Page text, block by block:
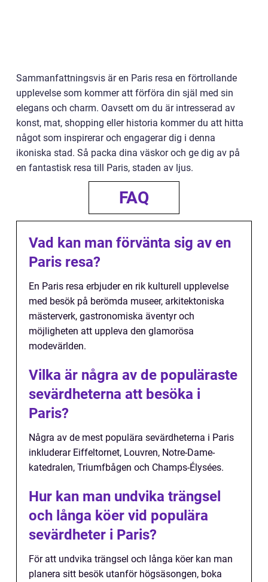
Sammanfattningsvis är en Paris resa en förtrollande
upplevelse som kommer att förföra din själ med sin
elegans och charm. Oavsett om du är intresserad av
konst, mat, shopping eller historia kommer du att hitta
något som inspirerar och engagerar dig i denna
ikoniska stad. Så packa dina väskor och ge dig av på
en fantastisk resa till Paris, staden av ljus.
FAQ
Vad kan man förvänta sig av en
Paris resa?
En Paris resa erbjuder en rik kulturell upplevelse
med besök på berömda museer, arkitektoniska
mästerverk, gastronomiska äventyr och
möjligheten att uppleva den glamorösa
modevärlden.
Vilka är några av de populäraste
sevärdheterna att besöka i
Paris?
Några av de mest populära sevärdheterna i Paris
inkluderar Eiffeltornet, Louvren, Notre-Dame-
katedralen, Triumfbågen och Champs-Élysées.
Hur kan man undvika trängsel
och långa köer vid populära
sevärdheter i Paris?
För att undvika trängsel och långa köer kan man
planera sitt besök utanför högsäsongen, boka